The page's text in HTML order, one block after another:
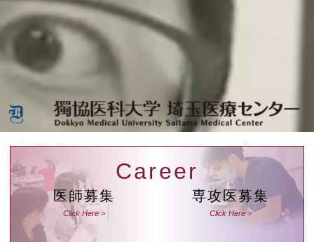
医師募集
Career
専攻医募集